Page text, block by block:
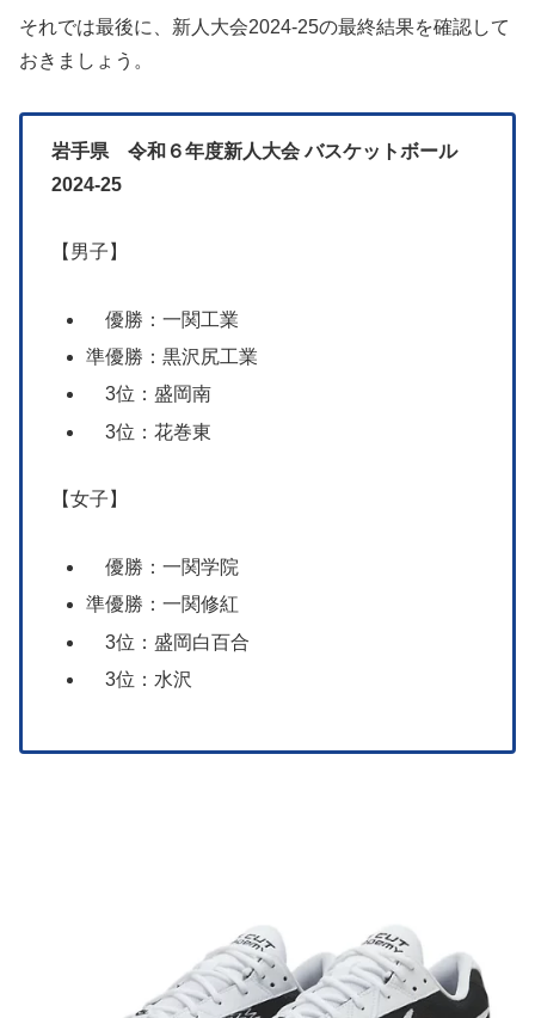
それでは最後に、新人大会2024-25の最終結果を確認して
おきましょう。
岩手県 令和６年度新人大会 バスケットボール
2024-25
【男子】
優勝：一関工業
準優勝：黒沢尻工業
3位：盛岡南
3位：花巻東
【女子】
優勝：一関学院
準優勝：一関修紅
3位：盛岡白百合
3位：水沢